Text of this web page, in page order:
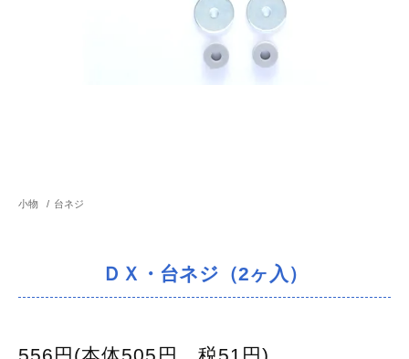
小物 / 台ネジ
ＤＸ・台ネジ（2ヶ入）